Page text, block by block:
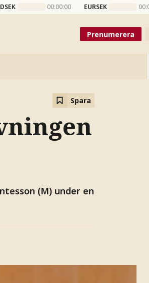
00:00:00 EURSEK
Prenumerera
Spara
(M) under en